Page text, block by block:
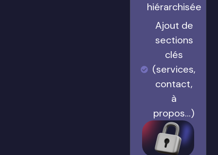
hiérarchisée
Ajout de
sections
clés
(services,
contact,
à
propos…)